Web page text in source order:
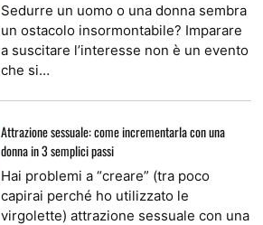
Sedurre un uomo o una donna sembra
un ostacolo insormontabile? Imparare
a suscitare l’interesse non è un evento
che si…
Attrazione sessuale: come incrementarla con una
donna in 3 semplici passi
Hai problemi a “creare” (tra poco
capirai perché ho utilizzato le
virgolette) attrazione sessuale con una